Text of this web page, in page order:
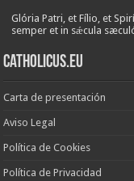
Glória Patri, et Fílio, et
semper et in sǽcula
Catholicus.eu
Carta de presentación
Aviso Legal
Política de Cookies
Política de Privacidad